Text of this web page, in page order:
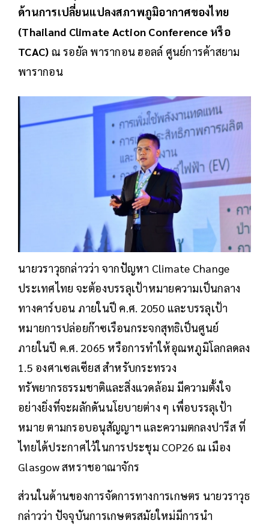
ด้านการเปลี่ยนแปลงสภาพภูมิอากาศของไทย
(Thailand Climate Action Conference หรือ
TCAC) ณ รอยัล พารากอน ฮอลล์ ศูนย์การค้าสยาม
พารากอน
นายวราวุธกล่าวว่า จากปัญหา Climate Change
ประเทศไทย จะต้องบรรลุเป้าหมายความเป็นกลาง
ทางคาร์บอน ภายในปี ค.ศ. 2050 และบรรลุเป้า
หมายการปล่อยก๊าซเรือนกระจกสุทธิเป็นศูนย์
ภายในปี ค.ศ. 2065 หรือการทำให้อุณหภูมิโลกลดลง
1.5 องศาเซลเซียส สำหรับกระทรวง
ทรัพยากรธรรมชาติและสิ่งแวดล้อม มีความตั้งใจ
อย่างยิ่งที่จะผลักดันนโยบายต่าง ๆ เพื่อบรรลุเป้า
หมาย ตามกรอบอนุสัญญาฯ และความตกลงปารีส ที่
ไทยได้ประกาศไว้ในการประชุม COP26 ณ เมือง
Glasgow สหราชอาณาจักร
ส่วนในด้านของการจัดการทางการเกษตร นายวราวุธ
กล่าวว่า ปัจจุบันการเกษตรสมัยใหม่มีการนำ